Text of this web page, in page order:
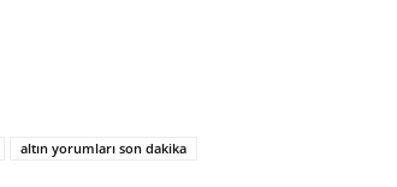
altın yorumları son dakika